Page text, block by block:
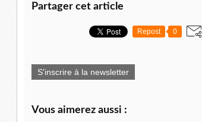
Partager cet article
Repost 0
S'inscrire à la newsletter
Vous aimerez aussi :